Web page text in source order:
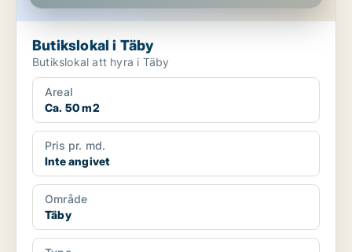
Butikslokal i Täby
Butikslokal att hyra i Täby
Areal
Ca. 50 m2
Pris pr. md.
Inte angivet
Område
Täby